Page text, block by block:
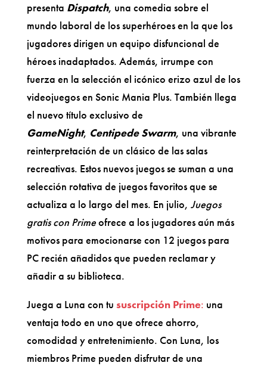
presenta Dispatch, una comedia sobre el
mundo laboral de los superhéroes en la que los
jugadores dirigen un equipo disfuncional de
héroes inadaptados. Además, irrumpe con
fuerza en la selección el icónico erizo azul de los
videojuegos en Sonic Mania Plus. También llega
el nuevo título exclusivo de
GameNight, Centipede Swarm, una vibrante
reinterpretación de un clásico de las salas
recreativas. Estos nuevos juegos se suman a una
selección rotativa de juegos favoritos que se
actualiza a lo largo del mes. En julio, Juegos
gratis con Primeofrece a los jugadores aún más
motivos para emocionarse con 12 juegos para
PC recién añadidos que pueden reclamar y
añadir a su biblioteca.
Juega a Luna con tu suscripción Prime: una
ventaja todo en uno que ofrece ahorro,
comodidad y entretenimiento. Con Luna, los
miembros Prime pueden disfrutar de una